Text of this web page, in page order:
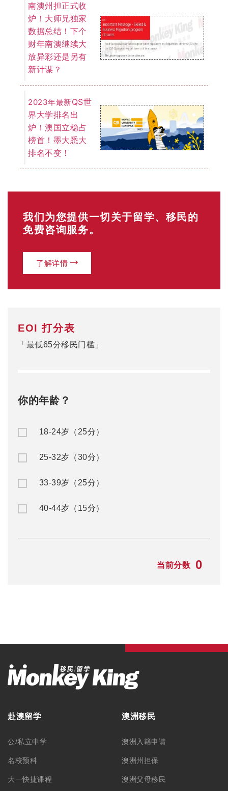
南澳州担正式收
炉！大师兄独家
数据总结！下个
财年南澳继续大
放异彩还是另有
新计谋？
2023年最新QS世
界大学排名出
炉！澳国立稳占
榜首！墨大悉大
排名不变！
我们为您提供一切关于留学、移民的
免费咨询服务。
了解详情
EOI 打分表
「最低65分移民门槛」
你的年龄？
18-24岁（25分）
25-32岁（30分）
33-39岁（25分）
40-44岁（15分）
当前分数 0
赴澳留学
公/私立中学
名校预科
大一快捷课程
澳洲移民
澳洲入籍申请
澳洲州担保
澳洲父母移民